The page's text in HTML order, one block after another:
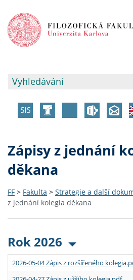
Zápisy z jednání
děkana
FF > Fakulta > Strategie a další
z jednání kolegia děkana
Rok 2026
2026-05-04 Zápis z rozšířeného